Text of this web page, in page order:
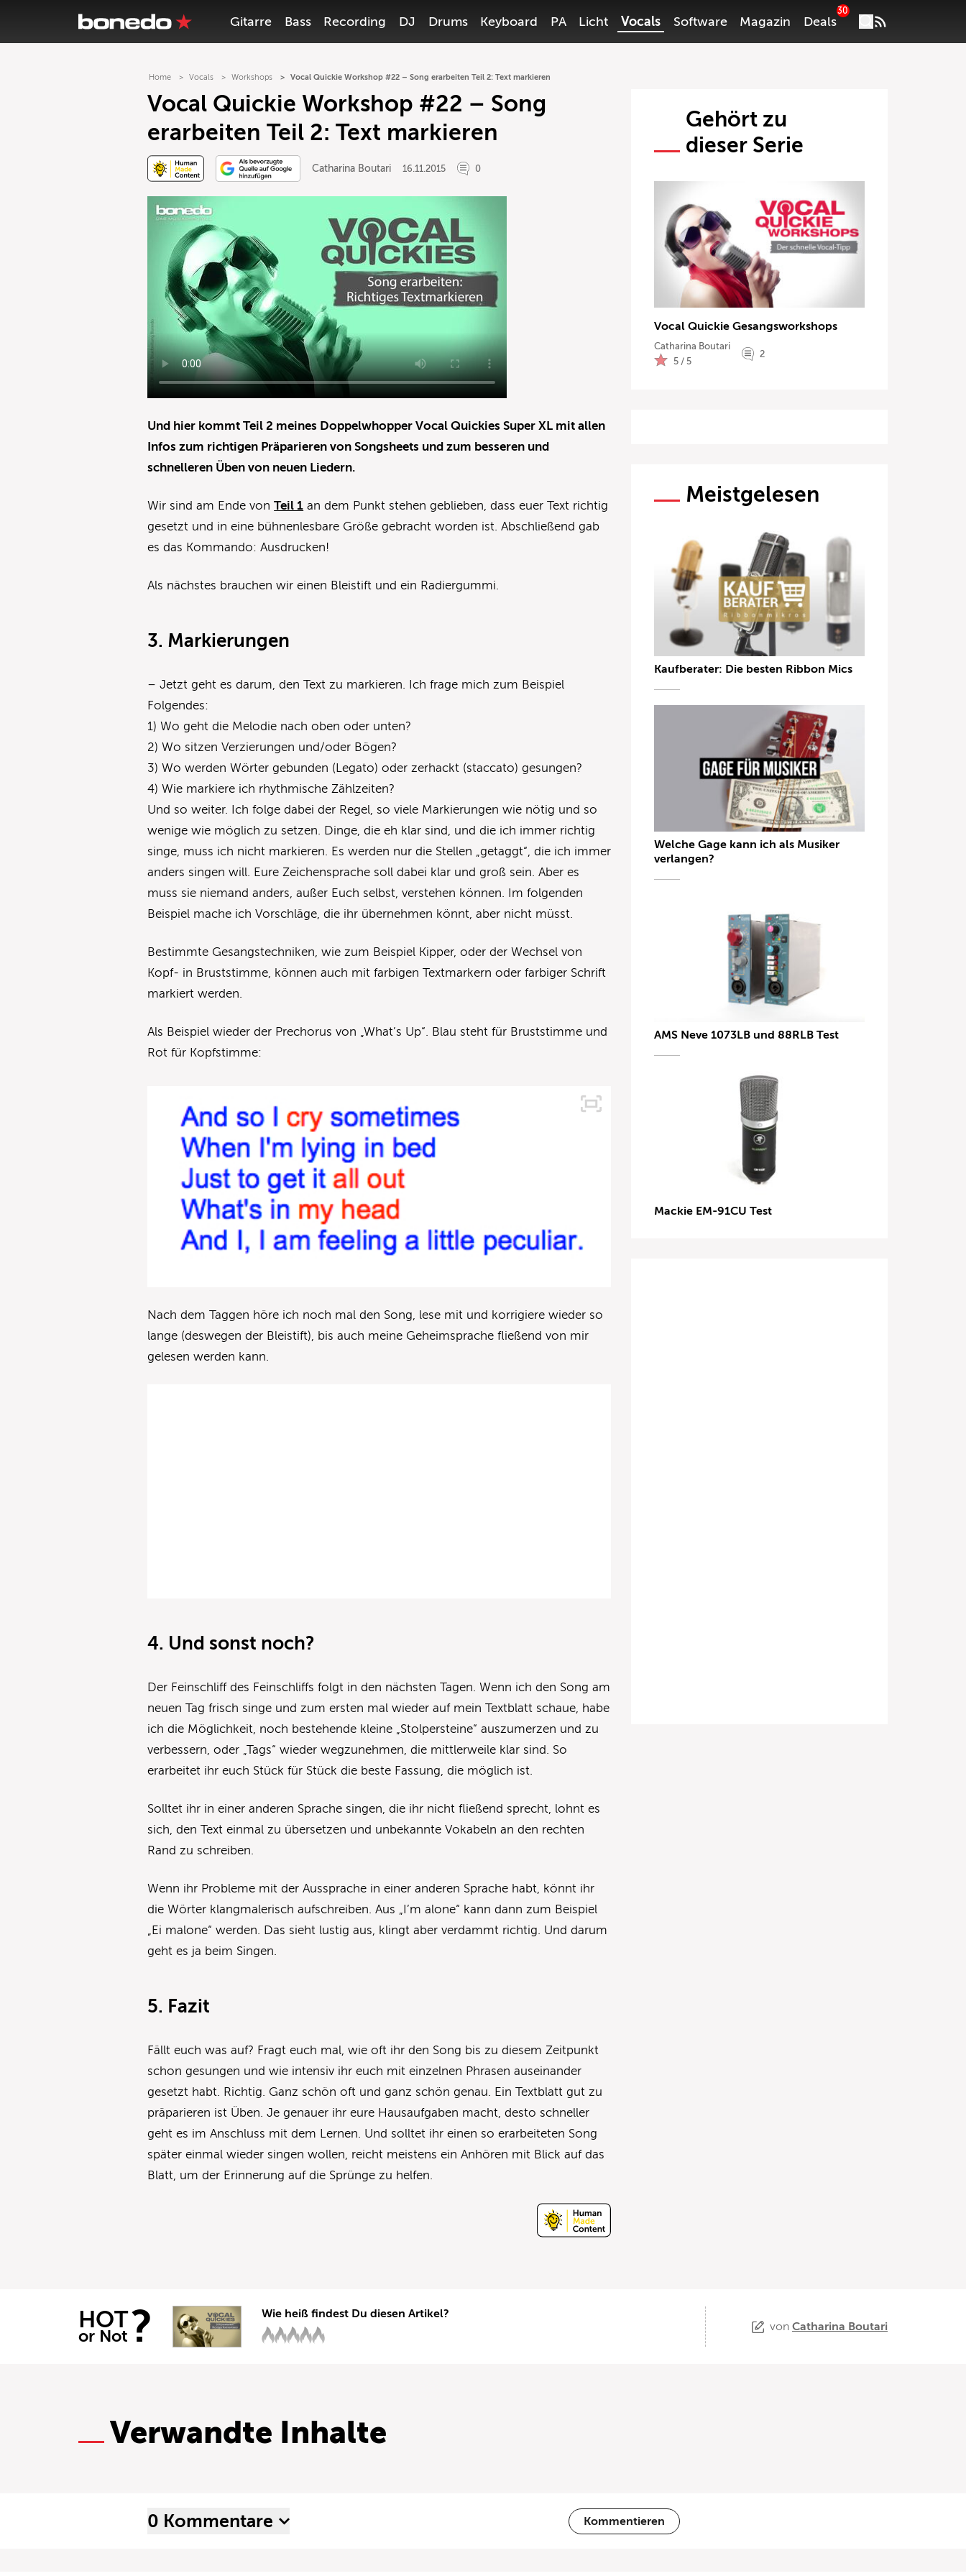
Gitarre Bass Recording DJ Drums Keyboard PA Licht Vocals Software Magazin Deals
30
Home Vocals Workshops Vocal Quickie Workshop #22 – Song erarbeiten Teil 2: Text markieren
Vocal Quickie Workshop #22 – Song
erarbeiten Teil 2: Text markieren
Catharina Boutari 16.11.2015 0
Und hier kommt Teil 2 meines Doppelwhopper Vocal Quickies Super XL mit allen
Infos zum richtigen Präparieren von Songsheets und zum besseren und
schnelleren Üben von neuen Liedern.
Wir sind am Ende vonTeil 1 an dem Punkt stehen geblieben, dass euer Text richtig
gesetzt und in eine bühnenlesbare Größe gebracht worden ist. Abschließend gab
es das Kommando: Ausdrucken!
Als nächstes brauchen wir einen Bleistift und ein Radiergummi.
3. Markierungen
– Jetzt geht es darum, den Text zu markieren. Ich frage mich zum Beispiel
Folgendes:
1) Wo geht die Melodie nach oben oder unten?
2) Wo sitzen Verzierungen und/oder Bögen?
3) Wo werden Wörter gebunden (Legato) oder zerhackt (staccato) gesungen?
4) Wie markiere ich rhythmische Zählzeiten?
Und so weiter. Ich folge dabei der Regel, so viele Markierungen wie nötig und so
wenige wie möglich zu setzen. Dinge, die eh klar sind, und die ich immer richtig
singe, muss ich nicht markieren. Es werden nur die Stellen „getaggt“, die ich immer
anders singen will. Eure Zeichensprache soll dabei klar und groß sein. Aber es
muss sie niemand anders, außer Euch selbst, verstehen können. Im folgenden
Beispiel mache ich Vorschläge, die ihr übernehmen könnt, aber nicht müsst.
Bestimmte Gesangstechniken, wie zum Beispiel Kipper, oder der Wechsel von
Kopf- in Bruststimme, können auch mit farbigen Textmarkern oder farbiger Schrift
markiert werden.
Als Beispiel wieder der Prechorus von „What’s Up“. Blau steht für Bruststimme und
Rot für Kopfstimme:
Nach dem Taggen höre ich noch mal den Song, lese mit und korrigiere wieder so
lange (deswegen der Bleistift), bis auch meine Geheimsprache fließend von mir
gelesen werden kann.
4. Und sonst noch?
Der Feinschliff des Feinschliffs folgt in den nächsten Tagen. Wenn ich den Song am
neuen Tag frisch singe und zum ersten mal wieder auf mein Textblatt schaue, habe
ich die Möglichkeit, noch bestehende kleine „Stolpersteine“ auszumerzen und zu
verbessern, oder „Tags“ wieder wegzunehmen, die mittlerweile klar sind. So
erarbeitet ihr euch Stück für Stück die beste Fassung, die möglich ist.
Solltet ihr in einer anderen Sprache singen, die ihr nicht fließend sprecht, lohnt es
sich, den Text einmal zu übersetzen und unbekannte Vokabeln an den rechten
Rand zu schreiben.
Wenn ihr Probleme mit der Aussprache in einer anderen Sprache habt, könnt ihr
die Wörter klangmalerisch aufschreiben. Aus „I’m alone“ kann dann zum Beispiel
„Ei malone“ werden. Das sieht lustig aus, klingt aber verdammt richtig. Und darum
geht es ja beim Singen.
5. Fazit
Fällt euch was auf? Fragt euch mal, wie oft ihr den Song bis zu diesem Zeitpunkt
schon gesungen und wie intensiv ihr euch mit einzelnen Phrasen auseinander
gesetzt habt. Richtig. Ganz schön oft und ganz schön genau. Ein Textblatt gut zu
präparieren ist Üben. Je genauer ihr eure Hausaufgaben macht, desto schneller
geht es im Anschluss mit dem Lernen. Und solltet ihr einen so erarbeiteten Song
später einmal wieder singen wollen, reicht meistens ein Anhören mit Blick auf das
Blatt, um der Erinnerung auf die Sprünge zu helfen.
Gehört zu
dieser Serie
Vocal Quickie Gesangsworkshops
Catharina Boutari
5 / 5
2
Meistgelesen
Kaufberater: Die besten Ribbon Mics
Welche Gage kann ich als Musiker
verlangen?
AMS Neve 1073LB und 88RLB Test
Mackie EM-91CU Test
HOT
or Not ?
Wie heiß findest Du diesen Artikel?
von Catharina Boutari
Verwandte Inhalte
0 Kommentare Kommentieren